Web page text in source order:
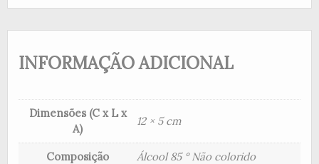
INFORMAÇÃO ADICIONAL
Dimensões (C x L x
A)
12 × 5 cm
Composição Álcool 85 ° Não colorido